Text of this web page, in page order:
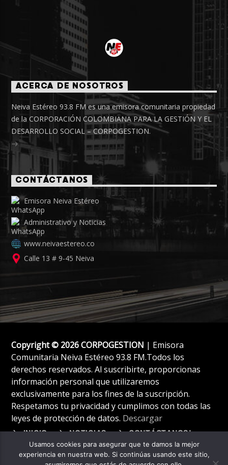
ACERCA DE NOSOTROS
Neiva Estéreo 93.8 FM es una emisora comunitaria propiedad
de la CORPORACIÓN COLOMBIANA PARA LA GESTIÓN Y EL
DESARROLLO SOCIAL – CORPOGESTION.
CONTÁCTANOS
Emisora Neiva Estéreo
Administrativo y Noticias
www.neivaestereo.co
Calle 13 # 9-45 Neiva
Copyright © 2026 CORPOGESTION | Emisora
Comunitaria Neiva Estéreo 93.8 FM.Todos los
derechos reservados. Al suscribirte, proporcionas
información personal que utilizaremos
exclusivamente para los fines de la suscripción.
Respetamos tu privacidad y cumplimos con todas las
leyes de protección de datos. Descargar
INICIO NOTICIAS CONTÁCTANOS!
Usamos cookies para asegurar que te damos la mejor
experiencia en nuestra web. Si continúas usando este sitio,